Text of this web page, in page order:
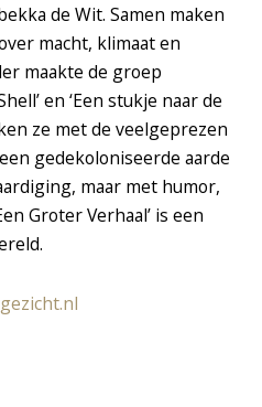
de Wit. Samen maken
macht, klimaat en
maakte de groep
en ‘Een stukje naar de
ze met de veelgeprezen
gedekoloniseerde aarde
maar met humor,
Groter Verhaal’ is een